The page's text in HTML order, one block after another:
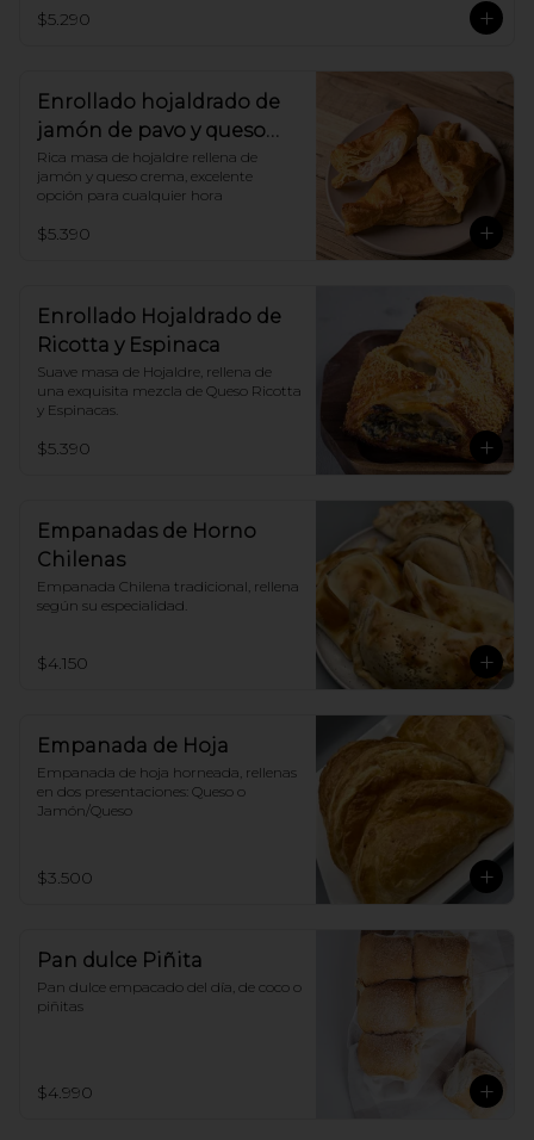
disfruta.!
$5.290
Enrollado hojaldrado de
jamón de pavo y queso
crema
Rica masa de hojaldre rellena de
jamón y queso crema, excelente
opción para cualquier hora
$5.390
Enrollado Hojaldrado de
Ricotta y Espinaca
Suave masa de Hojaldre, rellena de
una exquisita mezcla de Queso Ricotta
y Espinacas.
$5.390
Empanadas de Horno
Chilenas
Empanada Chilena tradicional, rellena
según su especialidad.
$4.150
Empanada de Hoja
Empanada de hoja horneada, rellenas
en dos presentaciones: Queso o
Jamón/Queso
$3.500
Pan dulce Piñita
Pan dulce empacado del día, de coco o
piñitas
$4.990